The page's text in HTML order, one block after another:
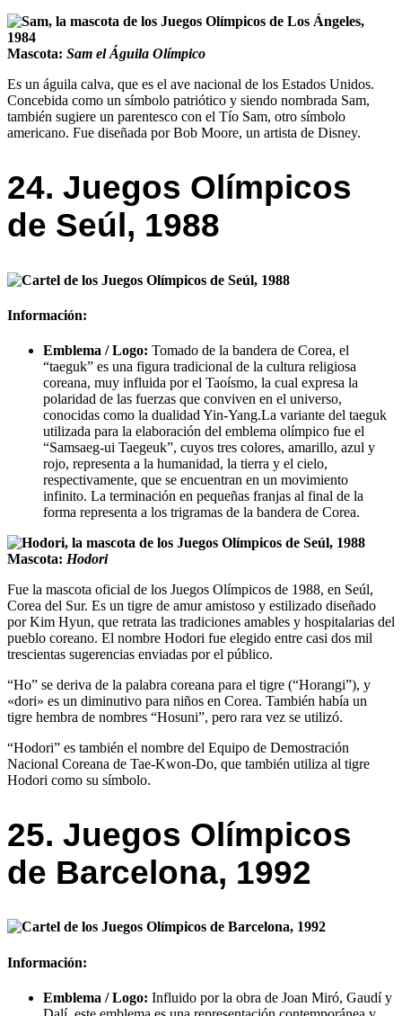
Mascota: Sam el Águila Olímpico
Es un águila calva, que es el ave nacional de los Estados Unidos.
Concebida como un símbolo patriótico y siendo nombrada Sam,
también sugiere un parentesco con el Tío Sam, otro símbolo
americano. Fue diseñada por Bob Moore, un artista de Disney.
24. Juegos Olímpicos
de Seúl, 1988
Información:
Emblema / Logo: Tomado de la bandera de Corea, el
“taeguk” es una figura tradicional de la cultura religiosa
coreana, muy influida por el Taoísmo, la cual expresa la
polaridad de las fuerzas que conviven en el universo,
conocidas como la dualidad Yin-Yang.La variante del taeguk
utilizada para la elaboración del emblema olímpico fue el
“Samsaeg-ui Taegeuk”, cuyos tres colores, amarillo, azul y
rojo, representa a la humanidad, la tierra y el cielo,
respectivamente, que se encuentran en un movimiento
infinito. La terminación en pequeñas franjas al final de la
forma representa a los trigramas de la bandera de Corea.
Mascota: Hodori
Fue la mascota oficial de los Juegos Olímpicos de 1988, en Seúl,
Corea del Sur. Es un tigre de amur amistoso y estilizado diseñado
por Kim Hyun, que retrata las tradiciones amables y hospitalarias del
pueblo coreano. El nombre Hodori fue elegido entre casi dos mil
trescientas sugerencias enviadas por el público.
“Ho” se deriva de la palabra coreana para el tigre (“Horangi”), y
«dori» es un diminutivo para niños en Corea. También había un
tigre hembra de nombres “Hosuni”, pero rara vez se utilizó.
“Hodori” es también el nombre del Equipo de Demostración
Nacional Coreana de Tae-Kwon-Do, que también utiliza al tigre
Hodori como su símbolo.
25. Juegos Olímpicos
de Barcelona, 1992
Información:
Emblema / Logo: Influido por la obra de Joan Miró, Gaudí y